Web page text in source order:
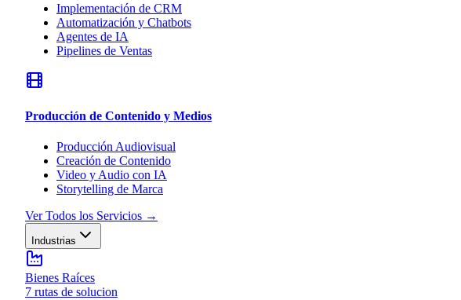
Implementación de CRM
Automatización y Chatbots
Agentes de IA
Pipelines de Ventas
Producción de Contenido y Medios
Producción Audiovisual
Creación de Contenido
Video y Audio con IA
Storytelling de Marca
Ver Todos los Servicios →
Industrias
Bienes Raíces
7 rutas de solucion